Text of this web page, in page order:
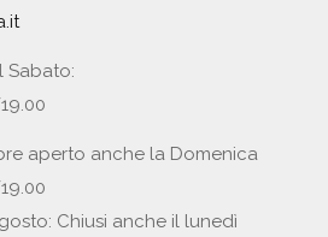
Sabato:
aperto anche la Domenica
Chiusi anche il lunedì